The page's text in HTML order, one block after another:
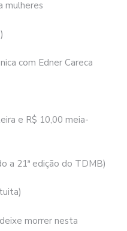
mulheres
com Edner Careca
e R$ 10,00 meia-
a 21ª edição do TDMB)
morrer nesta